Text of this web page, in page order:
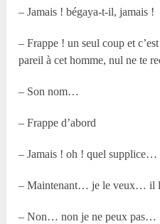
– Jamais ! bégaya-t-il, jamais !
– Frappe ! un seul coup et
pareil à cet homme, nul ne te
– Son nom…
– Frappe d’abord
– Jamais ! oh ! quel
– Maintenant… je le veux… il
– Non… non je ne peux pas…